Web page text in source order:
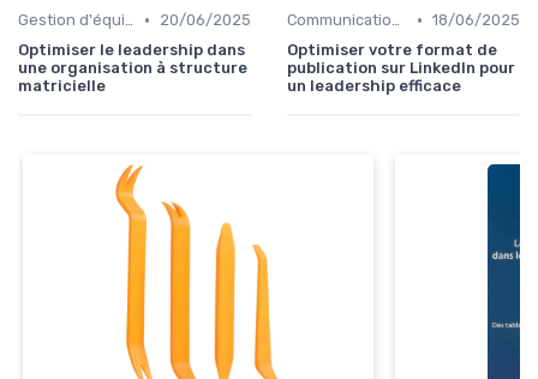
Gestion d'équipe •
20/06/2025
Optimiser le leadership dans
une organisation à structure
matricielle
Communication efficace • 18/06/2025
Optimiser votre format de
publication sur LinkedIn pour
un leadership efficace